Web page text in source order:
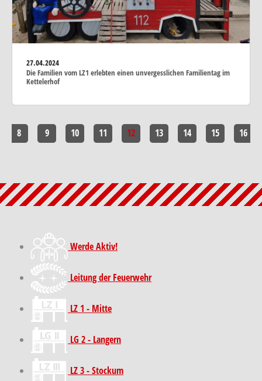
27.04.2024
Die Familien vom LZ1 erlebten einen unvergesslichen Familientag im
Kettelerhof
8 9 10 11 12 13 14 15 16
Werde Aktiv!
Leitung der Feuerwehr
LZ 1 - Mitte
LG 2 - Langern
LZ 3 - Stockum